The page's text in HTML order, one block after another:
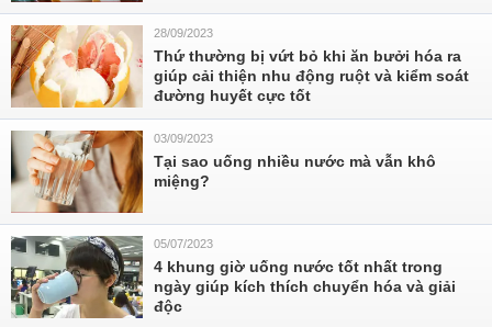
28/09/2023
Thứ thường bị vứt bỏ khi ăn bưởi hóa ra
giúp cải thiện nhu động ruột và kiểm soát
đường huyết cực tốt
03/09/2023
Tại sao uống nhiều nước mà vẫn khô
miệng?
05/07/2023
4 khung giờ uống nước tốt nhất trong
ngày giúp kích thích chuyển hóa và giải
độc